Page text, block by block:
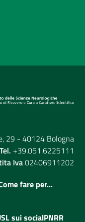
29 - 40124 Bologna
Tel. +39.051.6225111
Iva02406911202
fare per...
sui socialPNRR